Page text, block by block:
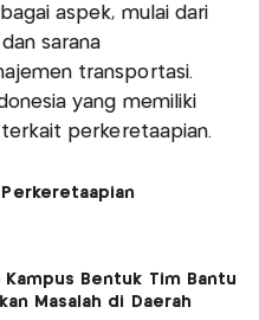
aspek, mulai dari
sarana
transportasi.
yang memiliki
perkeretaapian.
Kampus Bentuk Tim Bantu
Masalah di Daerah